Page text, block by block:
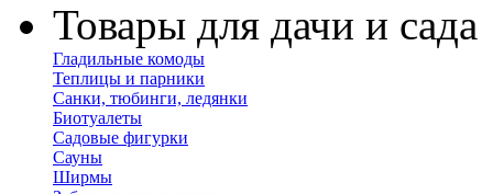
Товары для дачи и сада
Гладильные комоды
Теплицы и парники
Санки, тюбинги, ледянки
Биотуалеты
Садовые фигурки
Сауны
Ширмы